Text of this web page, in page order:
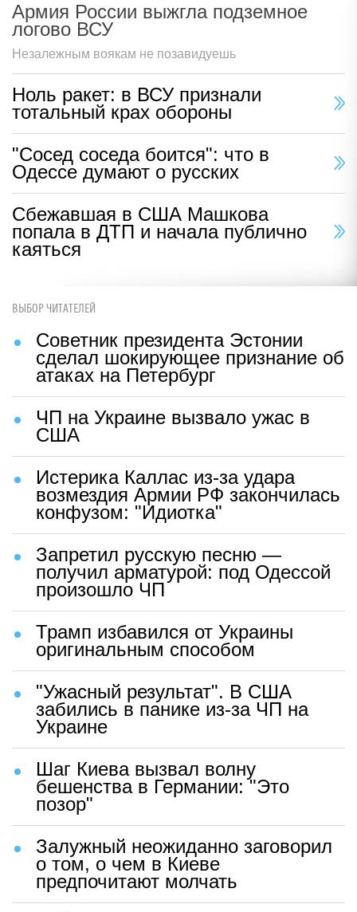
Армия России выжгла подземное
логово ВСУ
Незалежным воякам не позавидуешь
Ноль ракет: в ВСУ признали
тотальный крах обороны
"Сосед соседа боится": что в
Одессе думают о русских
Сбежавшая в США Машкова
попала в ДТП и начала публично
каяться
ВЫБОР ЧИТАТЕЛЕЙ
Советник президента Эстонии
сделал шокирующее признание об
атаках на Петербург
ЧП на Украине вызвало ужас в
США
Истерика Каллас из-за удара
возмездия Армии РФ закончилась
конфузом: "Идиотка"
Запретил русскую песню —
получил арматурой: под Одессой
произошло ЧП
Трамп избавился от Украины
оригинальным способом
"Ужасный результат". В США
забились в панике из-за ЧП на
Украине
Шаг Киева вызвал волну
бешенства в Германии: "Это
позор"
Залужный неожиданно заговорил
о том, о чем в Киеве
предпочитают молчать